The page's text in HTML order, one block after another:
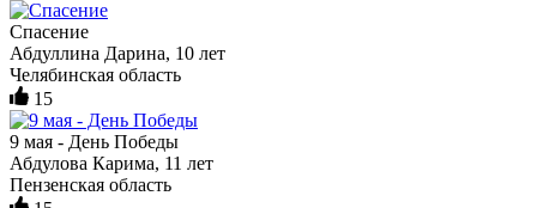
Спасение
Абдуллина Дарина, 10 лет
Челябинская область
15
9 мая - День Победы
Абдулова Карима, 11 лет
Пензенская область